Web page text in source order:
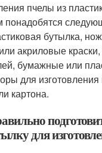
пчелы из
понадобятся
бутылка,
акриловые краски,
бумажные или
для
картона.
для